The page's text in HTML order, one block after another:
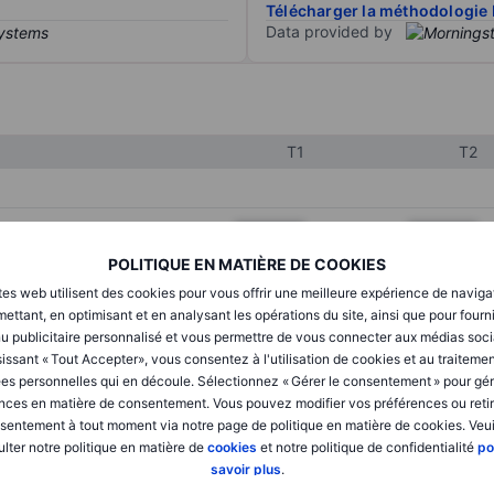
POLITIQUE EN MATIÈRE DE COOKIES
web utilisent des cookies pour vous offrir une meilleure expérience de
en optimisant et en analysant les opérations du site, ainsi que pour
publicitaire personnalisé et vous permettre de vous connecter aux médias
« Tout Accepter», vous consentez à l'utilisation de cookies et au
personnelles qui en découle. Sélectionnez « Gérer le consentement » pour
en matière de consentement. Vous pouvez modifier vos préférences ou
à tout moment via notre page de politique en matière de cookies.
notre politique en matière de cookies et notre politique de confidentialité
savoir plus.
Télécharger la méthodologie
Data provided by
T1 T2
XXXXXXX XXXXXXX
XXXXXXX
XXXXXXX XXXXXXX
XXXXXXX XXXXXXX
XXXXXXX XXXXXXX